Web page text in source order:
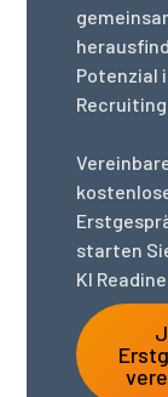
Potenzial
starten
KI